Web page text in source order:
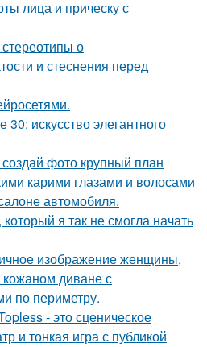
лица и прическу с
о
и стеснения перед
искусство элегантного
фото крупный план
карими глазами и волосами
автомобиля.
я так не смогла начать
изображение женщины,
диване с
по периметру.
- это сценическое
и тонкая игра с публикой